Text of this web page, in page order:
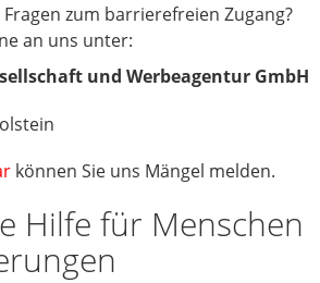
zum barrierefreien Zugang?
an uns unter:
und Werbeagentur GmbH
können Sie uns Mängel melden.
Hilfe für Menschen